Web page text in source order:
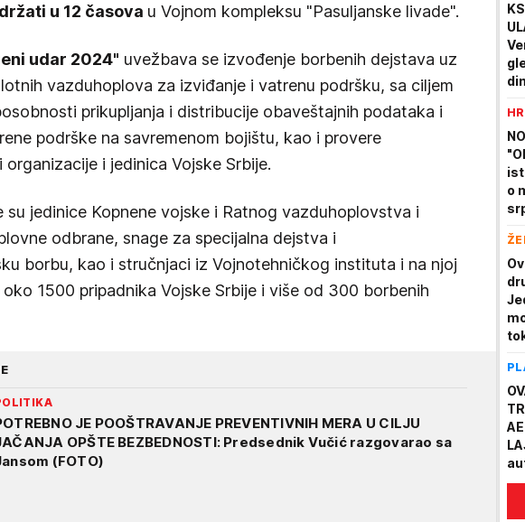
u 12 časova u Vojnom kompleksu "Pasuljanske livade".
udar 2024" uvežbava se izvođenje borbenih dejstava uz
vazduhoplova za izviđanje i vatrenu podršku, sa ciljem
prikupljanja i distribucije obaveštajnih podataka i
podrške na savremenom bojištu, kao i provere
i jedinica Vojske Srbije.
su jedinice Kopnene vojske i Ratnog vazduhoplovstva i
odbrane, snage za specijalna dejstva i
borbu, kao i stručnjaci iz Vojnotehničkog instituta i na njoj
1500 pripadnika Vojske Srbije i više od 300 borbenih
JE POOŠTRAVANJE PREVENTIVNIH MERA U CILJU
OPŠTE BEZBEDNOSTI: Predsednik Vučić razgovarao sa
(FOTO)
o